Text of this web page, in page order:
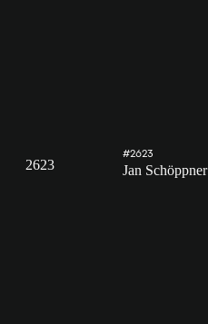
2623
#2623
Jan Schöppner